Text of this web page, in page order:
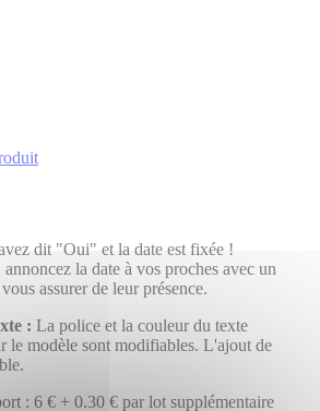
dit "Oui" et la date est fixée !
la date à vos proches avec un
assurer de leur présence.
: La police et la couleur du texte
le modèle sont modifiables. L'ajout de
: 6 € + 0.30 € par lot supplémentaire